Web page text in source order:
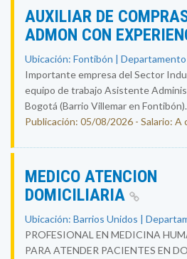
AUXILIAR DE
ADMON CON
Ubicación: Fontibón |
Importante empresa del Sector
equipo de trabajo Asistente
Bogotá (Barrio Villemar en
Publicación: 05/08/2026 - Salario: A
MEDICO ATENCION
DOMICILIARIA
Ubicación: Barrios Unidos |
PROFESIONAL EN MEDICINA
PARA ATENDER PACIENTES EN